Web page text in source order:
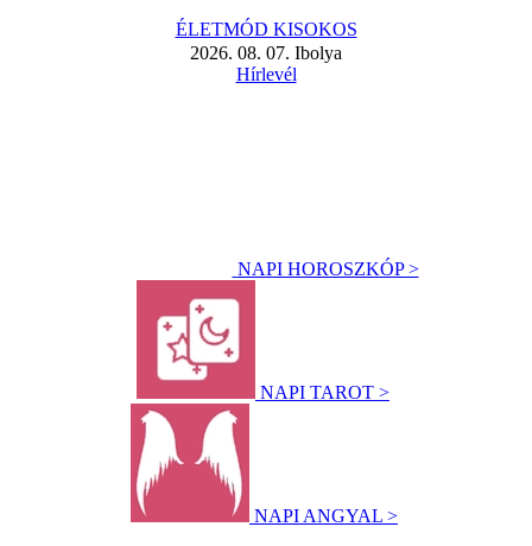
ÉLETMÓD KISOKOS
2026. 08. 07. Ibolya
Hírlevél
NAPI HOROSZKÓP >
NAPI TAROT >
NAPI ANGYAL >